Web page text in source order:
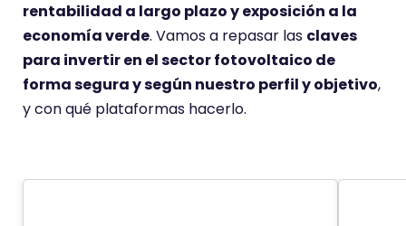
rentabilidad a largo plazo y exposición a la
economía verde. Vamos a repasar las claves
para invertir en el sector fotovoltaico de
forma segura y según nuestro perfil y objetivo,
y con qué plataformas hacerlo.